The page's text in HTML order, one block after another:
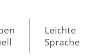
Leichte
Sprache